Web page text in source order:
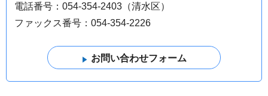
電話番号：054-354-2403（清水区）
ファックス番号：054-354-2226